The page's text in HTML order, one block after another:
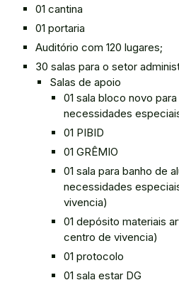
01 cantina
01 portaria
Auditório com 120 lugares;
30 salas para o setor
Salas de apoio
01 sala bloco novo
necessidades
01 PIBID
01 GRÊMIO
01 sala para banho de
necessidades
vivencia)
01 depósito materiais
centro de vivencia)
01 protocolo
01 sala estar DG